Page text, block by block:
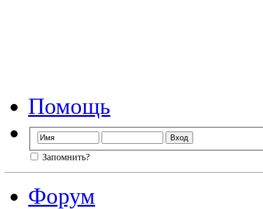
Помощь
Запомнить?
Форум